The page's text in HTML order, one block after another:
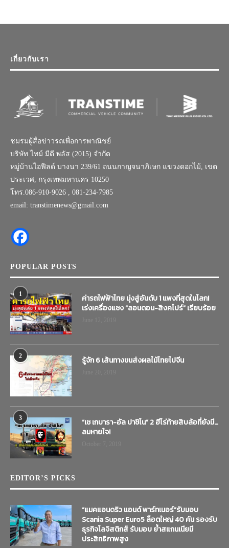
เกี่ยวกับเรา
ชมรมผู้สื่อข่าวรถเพื่อการพาณิชย์
บริษัท ไทม์ มีดี พลัส (2015) จำกัด
หมู่บ้านไอฟีลด์ บางนา 239/61 ถนนกาญจนาภิเษก แขวงดอกไม้, เขต
ประเวศ, กรุงเทพมหานคร 10250
โทร.086-910-9026 , 081-234-7985
email: transtimenews@gmail.com
POPULAR POSTS
1
ค่ารถไฟฟ้าไทย มุ่งสู่อันดับ 1 แพงที่สุดในโลก!
เร่งเครื่องแซง “ลอนดอน-สิงคโปร์” เรียบร้อย
2 รู้จัก 6 เส้นทางขนส่งผลไม้ไทยไปจีน
3
“เช เกบารา-อัล ปาชิโน” 2 ฮีโร่ท้ายสิบล้อที่ยังมี…
ลมหายใจ!
EDITOR’S PICKS
“แมคแอนดริว แอนด์ พาร์ทเนอร์”รับมอบ
Scania Super Euro5 ล็อตใหญ่ 40 คัน รองรับ
ธุรกิจโลจิสติกส์ รับมอบ ย้ำสแกนเนียมี
ประสิทธิภาพสูง